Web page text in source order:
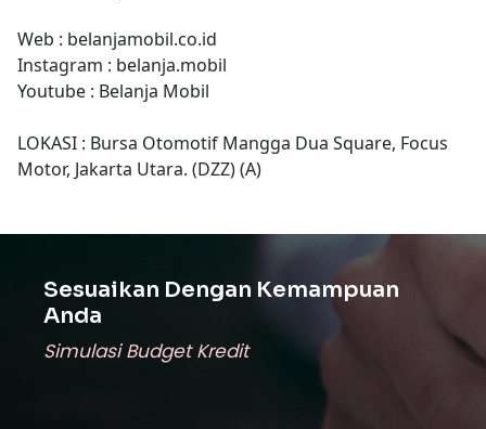
Web : belanjamobil.co.id
Instagram : belanja.mobil
Youtube : Belanja Mobil
LOKASI : Bursa Otomotif Mangga Dua Square, Focus
Motor, Jakarta Utara. (DZZ) (A)
Sesuaikan Dengan Kemampuan
Anda
Simulasi Budget Kredit